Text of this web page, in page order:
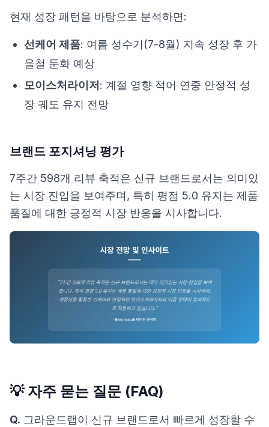
현재 성장 패턴을 바탕으로 분석하면:
선케어 제품: 여름 성수기(7-8월) 지속 성장 후 가
을철 둔화 예상
모이스처라이저 : 계절 영향 적어 연중 안정적 성
장 궤도 유지 전망
브랜드 포지셔닝 평가
7주간 598개 리뷰 축적은 신규 브랜드로서는 의미있
는 시장 진입을 보여주며, 특히 평점 5.0 유지는 제품
품질에 대한 긍정적 시장 반응을 시사합니다.
💡 자주 묻는 질문 (FAQ)
Q. 그라운드랩이 신규 브랜드로서 빠르게 성장할 수